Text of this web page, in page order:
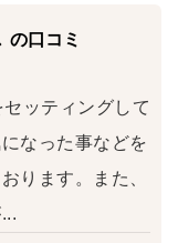
の口コミ
ッティングして
なった事などを
ります。また、